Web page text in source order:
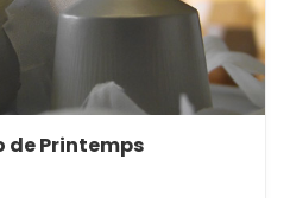
de Printemps